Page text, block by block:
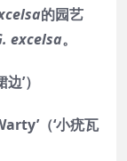
的园艺
excelsa。
’）
（‘小疣瓦